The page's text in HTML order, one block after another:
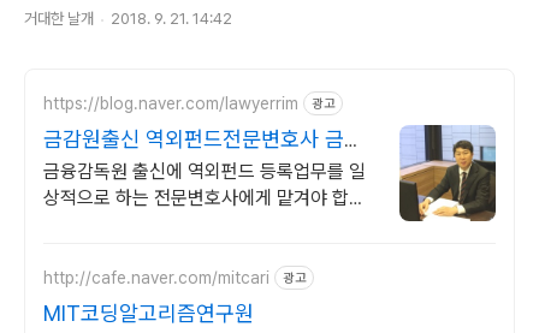
거대한 날개 2018. 9. 21. 14:42
https://blog.naver.com/lawyerrim 광고
금감원출신 역외펀드전문변호사 금감
원 인허가등록 담당자출신
금융감독원 출신에 역외펀드 등록업무를 일
상적으로 하는 전문변호사에게 맡겨야 합니
http://cafe.naver.com/mitcari 광고
MIT코딩알고리즘연구원